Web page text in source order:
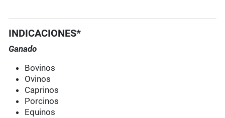
INDICACIONES*
Ganado
Bovinos
Ovinos
Caprinos
Porcinos
Equinos